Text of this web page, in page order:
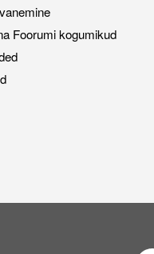
Foorumi kogumikud